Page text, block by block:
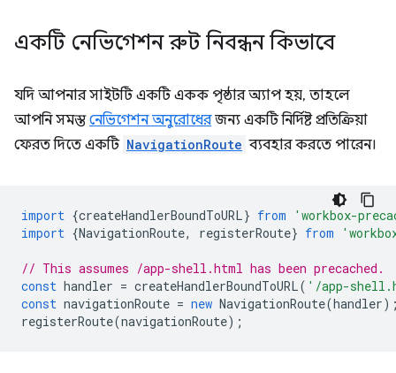
একটি নেভিগেশন রুট নিবন্ধন কিভাবে
যদি আপনার সাইটটি একটি একক পৃষ্ঠার অ্যাপ হয়, তাহলে
আপনি সমস্তনেভিগেশন অনুরোধেরজন্য একটি নির্দিষ্ট প্রতিক্রিয়া
ফেরত দিতে একটি NavigationRoute ব্যবহার করতে পারেন।
import {createHandlerBoundToURL} from
'workbox-
import {NavigationRoute, registerRoute} from
// This assumes /app-shell.html has been precached.
const handler = createHandlerBoundToURL( '/app-
const navigationRoute = new NavigationRoute(handler
registerRoute(navigationRoute);